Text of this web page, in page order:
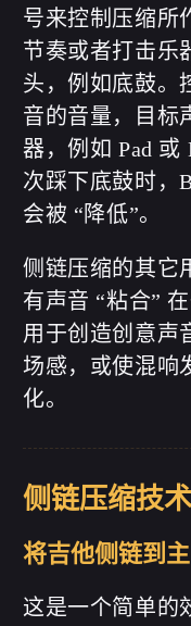
号来控制压缩所
节奏或者打击乐
头，例如底鼓。
音的音量，目标
器，例如 Pad
次踩下底鼓时，
会被 “降低”。
侧链压缩的其它
有声音 “粘合”
用于创造创意声
场感，或使混响
化。
侧链压缩技术
将吉他侧链到
这是一个简单的